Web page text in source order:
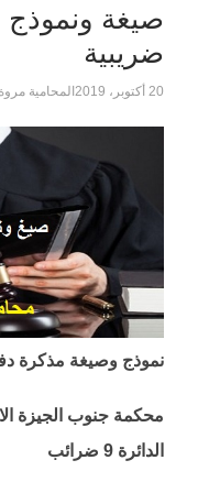
صيغة
ضريبية
20 أكتوبر، 2019 المحامية مروة
نموذج وصيغة مذكرة
محكمة جنوب الجيزة
الدائرة 9 ضرائب